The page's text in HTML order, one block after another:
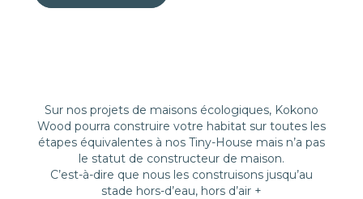
Sur nos projets de maisons écologiques, Kokono
Wood pourra construire votre habitat sur toutes les
étapes équivalentes à nos Tiny-House mais n’a pas
le statut de constructeur de maison.
C’est-à-dire que nous les construisons jusqu’au
stade hors-d’eau, hors d’air +